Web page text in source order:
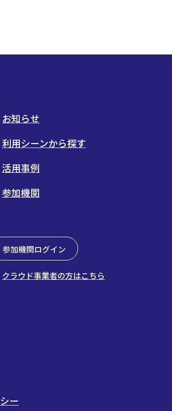
お知らせ
利用シーンから探す
活用事例
参加機関
参加機関ログイン
クラウド事業者の方はこちら
ー